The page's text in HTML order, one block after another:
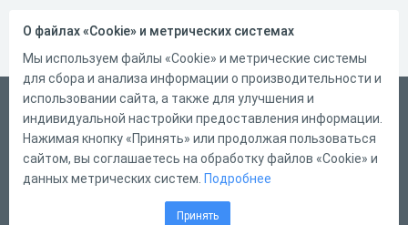
Русский
Справка
Форма обратной связи
О файлах «Cookie» и метрических системах
Мы используем файлы «Cookie» и метрические системы
для сбора и анализа информации о производительности и
использовании сайта, а также для улучшения и
индивидуальной настройки предоставления информации.
Нажимая кнопку «Принять» или продолжая пользоваться
сайтом, вы соглашаетесь на обработку файлов «Cookie» и
данных метрических систем. Подробнее
Принять